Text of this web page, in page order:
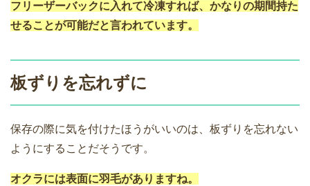
フリーザーバックに入れて冷凍すれば、かなりの期間持た
せることが可能だと言われています。
板ずりを忘れずに
保存の際に気を付けたほうがいいのは、板ずりを忘れない
ようにすることだそうです。
オクラには表面に羽毛がありますね。